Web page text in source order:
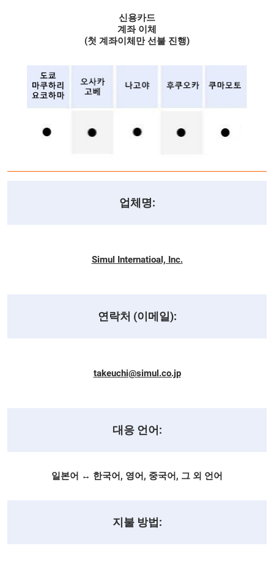
신용카드
계좌 이체
(첫 계좌이체만 선불 진행)
업체명:
Simul Internatioal, Inc.
연락처 (이메일):
takeuchi@simul.co.jp
대응 언어:
일본어 ↔ 한국어, 영어, 중국어, 그 외 언어
지불 방법: